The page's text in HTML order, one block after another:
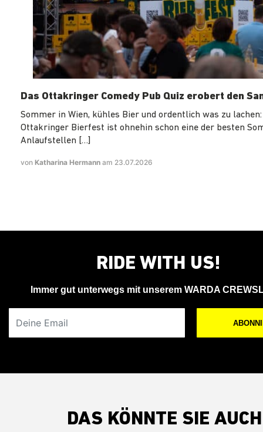
Das Ottakringer Comedy Pub Quiz erobert den
Sommer in Wien, kühles Bier und ordentlich was zu lachen:
Ottakringer Bierfest ist ohnehin schon eine der besten
Anlaufstellen […]
von Katharina Hermann am 23.07.2026
RIDE WITH US!
Immer gut unterwegs mit unserem WARDA
DAS KÖNNTE SIE AUCH